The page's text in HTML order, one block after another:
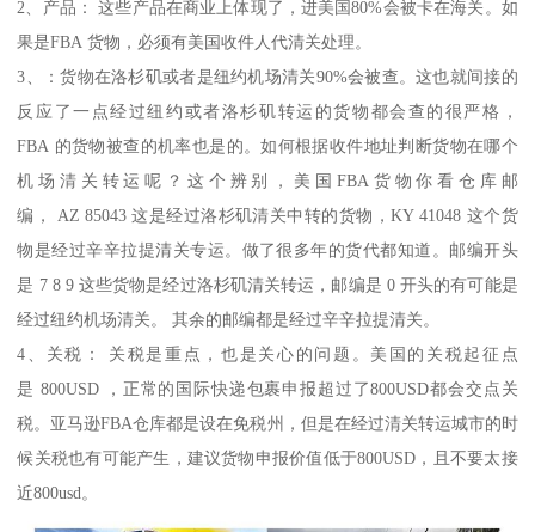
2、产品： 这些产品在商业上体现了，进美国80%会被卡在海关。如
果是FBA 货物，必须有美国收件人代清关处理。
3、：货物在洛杉矶或者是纽约机场清关90%会被查。这也就间接的
反应了一点经过纽约或者洛杉矶转运的货物都会查的很严格，
FBA 的货物被查的机率也是的。如何根据收件地址判断货物在哪个
机场清关转运呢？这个辨别，美国FBA货物你看仓库邮
编， AZ 85043 这是经过洛杉矶清关中转的货物，KY 41048 这个货
物是经过辛辛拉提清关专运。做了很多年的货代都知道。邮编开头
是 7 8 9 这些货物是经过洛杉矶清关转运，邮编是 0 开头的有可能是
经过纽约机场清关。 其余的邮编都是经过辛辛拉提清关。
4、关税： 关税是重点，也是关心的问题。美国的关税起征点
是 800USD ，正常的国际快递包裹申报超过了800USD都会交点关
税。亚马逊FBA仓库都是设在免税州，但是在经过清关转运城市的时
候关税也有可能产生，建议货物申报价值低于800USD，且不要太接
近800usd。